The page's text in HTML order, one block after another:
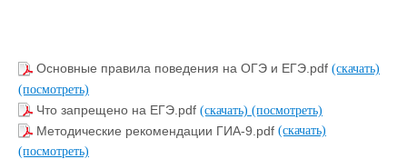
Основные правила поведения на ОГЭ и ЕГЭ.pdf (скачать)
(посмотреть)
Что запрещено на ЕГЭ.pdf (скачать) (посмотреть)
Методические рекомендации ГИА-9.pdf (скачать)
(посмотреть)